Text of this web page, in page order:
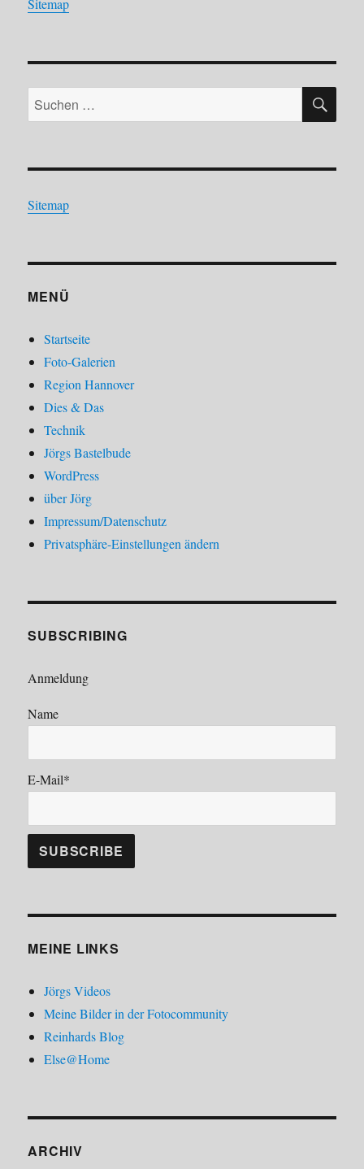
Sitemap
Suchen
nach:
Sitemap
MENÜ
Startseite
Foto-Galerien
Region Hannover
Dies & Das
Technik
Jörgs Bastelbude
WordPress
über Jörg
Impressum/Datenschutz
Privatsphäre-Einstellungen ändern
SUBSCRIBING
Anmeldung
Name
E-Mail*
MEINE LINKS
Jörgs Videos
Meine Bilder in der Fotocommunity
Reinhards Blog
Else@Home
ARCHIV